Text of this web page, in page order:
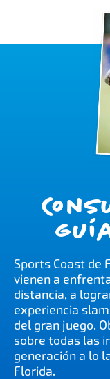
Sports Coast de
vienen a
distancia, a
experiencia
del gran juego.
sobre todas las
generación a lo
Florida.